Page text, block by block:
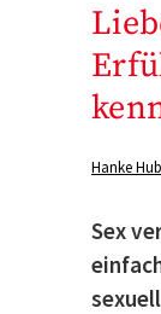
Hanke
Sex